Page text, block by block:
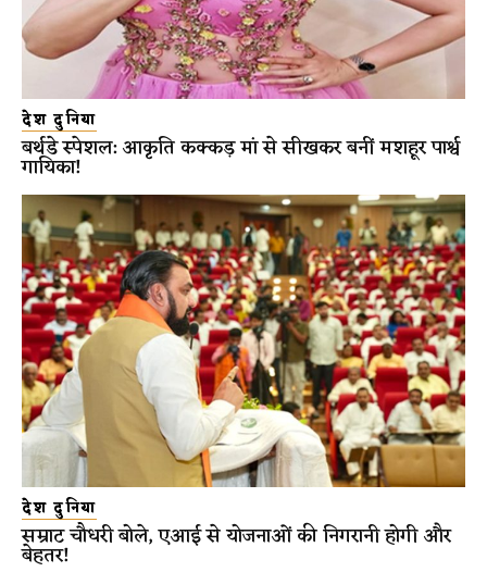
देश दुनिया
बर्थडे स्पेशल: आकृति कक्कड़ मां से सीखकर बनीं मशहूर पार्श्व
गायिका!
देश दुनिया
सम्राट चौधरी बोले, एआई से योजनाओं की निगरानी होगी और
बेहतर!